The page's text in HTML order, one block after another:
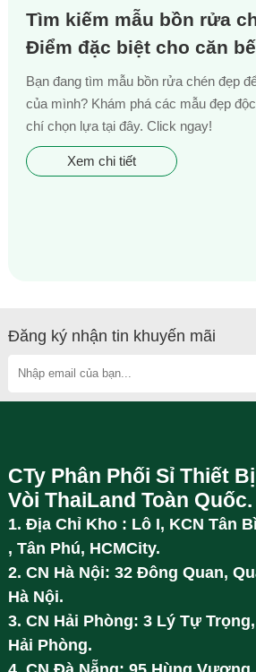
Tìm kiếm mẫu bồn rửa
Điểm đặc biệt cho căn
Bạn đang tìm mẫu bồn rửa chén đẹp
của mình? Khám phá các mẫu đẹp
chí chọn lựa tại đây. Click ngay!
Xem chi tiết
Đăng ký nhận tin khuyến mãi
CTy Phân Phối Sỉ Thiết
Vòi ThaiLand Toàn Quốc.
1. Địa Chỉ Kho : Lô I, KCN Tân
, Tân Phú, HCMCity.
2. CN Hà Nội: 32 Đông Quan,
Hà Nội.
3. CN Hải Phòng: 3 Lý Tự
Hải Phòng.